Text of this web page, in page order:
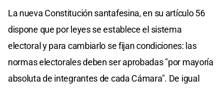
La nueva Constitución santafesina, en su artículo 56
dispone que por leyes se establece el sistema
electoral y para cambiarlo se fijan condiciones: las
normas electorales deben ser aprobadas "por mayoría
absoluta de integrantes de cada Cámara". De igual